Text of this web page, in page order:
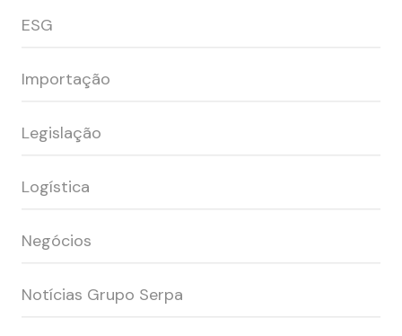
ESG
Importação
Legislação
Logística
Negócios
Notícias Grupo Serpa